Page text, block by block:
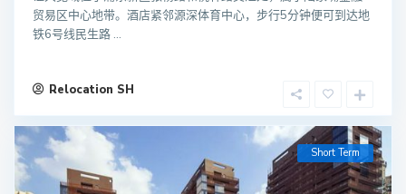
贸易区中心地带。酒店紧邻源深体育中心，步行5分钟便可到达地
铁6号线民生路 ...
Relocation SH
Short Term